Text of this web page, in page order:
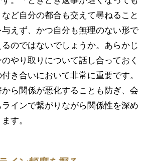
ど自分の都合も交えて尋ねること
えず、かつ自分も無理のない形で
のではないでしょうか。あらかじ
やり取りについて話し合っておく
き合いにおいて非常に重要です。
ら関係が悪化することも防ぎ、会
ラインで繋がりながら関係性を深め
す。